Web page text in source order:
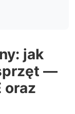
jak
—
oraz